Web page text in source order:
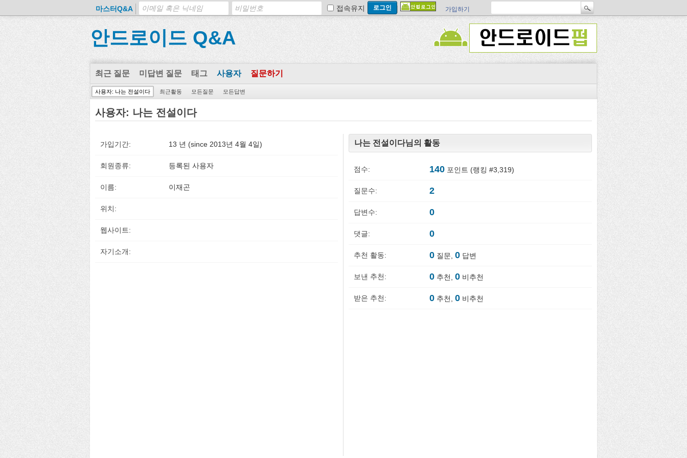
마스터Q&A 접속유지 가입하기
안드로이드 Q&A
최근 질문 미답변 질문 태그 사용자 질문하기
사용자: 나는 전설이다 최근활동 모든질문 모든답변
사용자: 나는 전설이다
가입기간: 13 년 (since 2013년 4월 4일)
회원종류: 등록된 사용자
이름: 이재곤
위치:
웹사이트:
자기소개:
나는 전설이다님의 활동
점수: 140 포인트 (랭킹 #3,319)
질문수: 2
답변수: 0
댓글: 0
추천 활동: 0 질문, 0 답변
보낸 추천: 0 추천, 0 비추천
받은 추천: 0 추천, 0 비추천